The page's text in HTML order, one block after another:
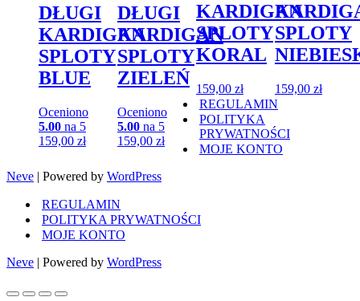
DŁUGI
KARDIGAN
SPLOTY
BLUE
Oceniono
5.00 na 5
159,00 zł
DŁUGI
KARDIGAN
SPLOTY
ZIELEŃ
Oceniono
5.00na 5
159,00 zł
KARDIGAN
SPLOTY
KORAL
159,00 zł
SPLOTY
159,00 zł
REGULAMIN
POLITYKA
PRYWATNOŚCI
MOJE KONTO
Neve | Powered by WordPress
REGULAMIN
POLITYKA PRYWATNOŚCI
MOJE KONTO
Neve | Powered by WordPress